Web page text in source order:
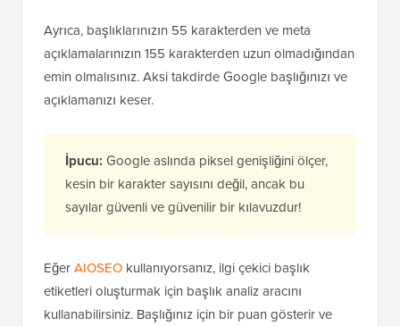
Ayrıca, başlıklarınızın 55 karakterden ve meta
açıklamalarınızın 155 karakterden uzun olmadığından
emin olmalısınız. Aksi takdirde Google başlığınızı ve
açıklamanızı keser.
İpucu: Google aslında piksel genişliğini ölçer,
kesin bir karakter sayısını değil, ancak bu
sayılar güvenli ve güvenilir bir kılavuzdur!
EğerAIOSEO kullanıyorsanız, ilgi çekici başlık
etiketleri oluşturmak için başlık analiz aracını
kullanabilirsiniz. Başlığınız için bir puan gösterir ve